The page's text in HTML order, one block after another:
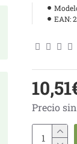
EAN:
Precio sin